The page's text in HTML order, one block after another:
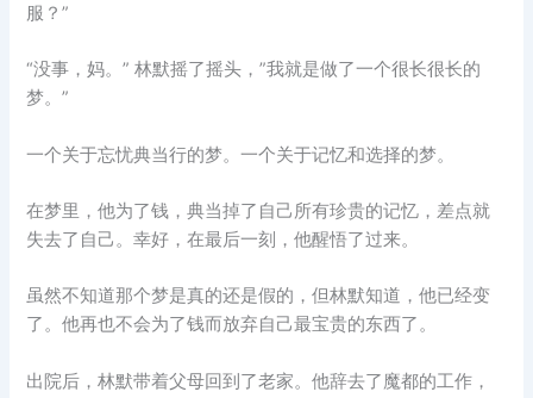
服？”
“没事，妈。” 林默摇了摇头，”我就是做了一个很长很长的
梦。”
一个关于忘忧典当行的梦。一个关于记忆和选择的梦。
在梦里，他为了钱，典当掉了自己所有珍贵的记忆，差点就
失去了自己。幸好，在最后一刻，他醒悟了过来。
虽然不知道那个梦是真的还是假的，但林默知道，他已经变
了。他再也不会为了钱而放弃自己最宝贵的东西了。
出院后，林默带着父母回到了老家。他辞去了魔都的工作，